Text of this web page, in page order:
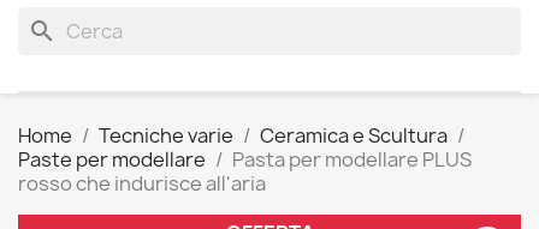
search
Home Tecniche varie
Ceramica e Scultura
Paste per modellare
Pasta per modellare PLUS
rosso che indurisce all'aria